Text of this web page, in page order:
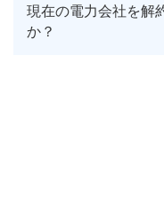
現在の電力会社を解
か？